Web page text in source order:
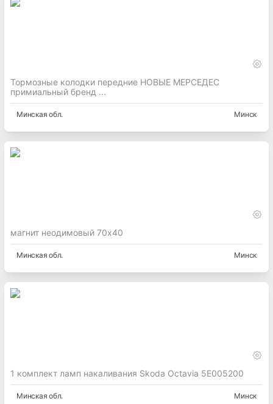
Тормозные колодки передние НОВЫЕ МЕРСЕДЕС
примиальный бренд ...
Минская обл. Минск
магнит неодимовый 70х40
Минская обл. Минск
1 комплект ламп накаливания Skoda Octavia 5E005200
Минская обл. Минск